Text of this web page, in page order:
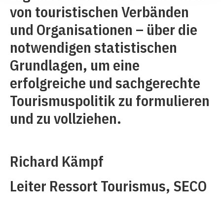
von touristischen Verbänden
und Organisationen – über die
notwendigen statistischen
Grundlagen, um eine
erfolgreiche und sachgerechte
Tourismuspolitik zu formulieren
und zu vollziehen.
Richard Kämpf
Leiter Ressort Tourismus, SECO